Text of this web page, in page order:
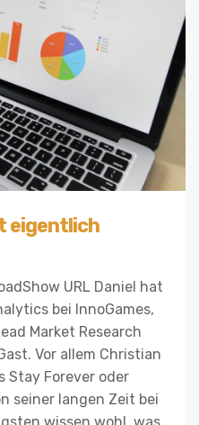
eigentlich
URL Daniel hat
bei InnoGames,
Market Research
Vor allem Christian
Stay Forever oder
seiner langen Zeit bei